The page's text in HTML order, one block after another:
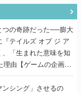
つの奇跡だった──膨大
テイルズ オブ ジ ア
「生まれた意味を知
理由【ゲームの企画
シング」させるの